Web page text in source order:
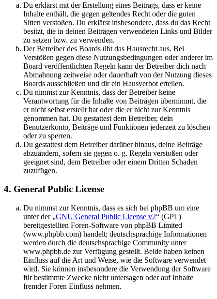
Du erklärst mit der Erstellung eines Beitrags, dass er keine
Inhalte enthält, die gegen geltendes Recht oder die guten
Sitten verstoßen. Du erklärst insbesondere, dass du das Recht
besitzt, die in deinen Beiträgen verwendeten Links und Bilder
zu setzen bzw. zu verwenden.
Der Betreiber des Boards übt das Hausrecht aus. Bei
Verstößen gegen diese Nutzungsbedingungen oder anderer im
Board veröffentlichten Regeln kann der Betreiber dich nach
Abmahnung zeitweise oder dauerhaft von der Nutzung dieses
Boards ausschließen und dir ein Hausverbot erteilen.
Du nimmst zur Kenntnis, dass der Betreiber keine
Verantwortung für die Inhalte von Beiträgen übernimmt, die
er nicht selbst erstellt hat oder die er nicht zur Kenntnis
genommen hat. Du gestattest dem Betreiber, dein
Benutzerkonto, Beiträge und Funktionen jederzeit zu löschen
oder zu sperren.
Du gestattest dem Betreiber darüber hinaus, deine Beiträge
abzuändern, sofern sie gegen o. g. Regeln verstoßen oder
geeignet sind, dem Betreiber oder einem Dritten Schaden
zuzufügen.
4. General Public License
Du nimmst zur Kenntnis, dass es sich bei phpBB um eine
unter der „GNU General Public License v2“ (GPL)
bereitgestellten Foren-Software von phpBB Limited
(www.phpbb.com) handelt; deutschsprachige Informationen
werden durch die deutschsprachige Community unter
www.phpbb.de zur Verfügung gestellt. Beide haben keinen
Einfluss auf die Art und Weise, wie die Software verwendet
wird. Sie können insbesondere die Verwendung der Software
für bestimmte Zwecke nicht untersagen oder auf Inhalte
fremder Foren Einfluss nehmen.